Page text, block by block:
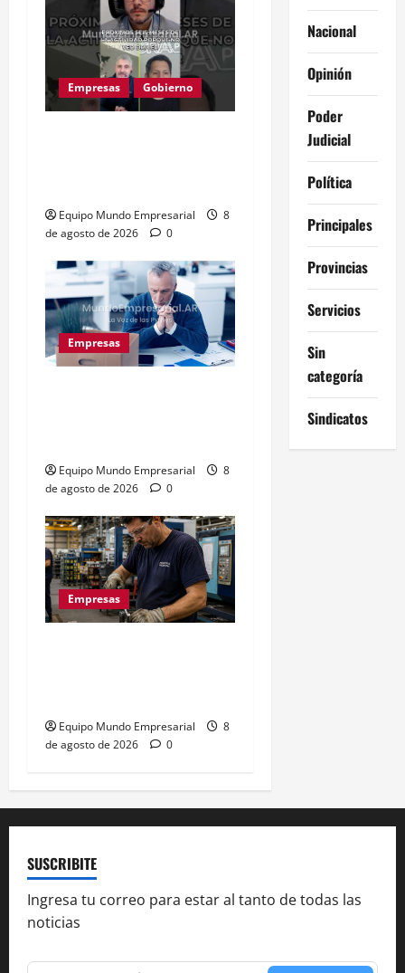
Empresas Gobierno
Equipo Mundo Empresarial
8
de agosto de 2026
0
Empresas
Equipo Mundo Empresarial
8
de agosto de 2026
0
Empresas
Equipo Mundo Empresarial
8
de agosto de 2026
0
Nacional
Opinión
Poder
Judicial
Política
Principales
Provincias
Servicios
Sin
categoría
Sindicatos
SUSCRIBITE
Ingresa tu correo para estar al tanto de todas las
noticias